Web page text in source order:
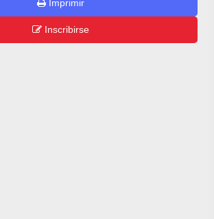
Imprimir
Inscribirse